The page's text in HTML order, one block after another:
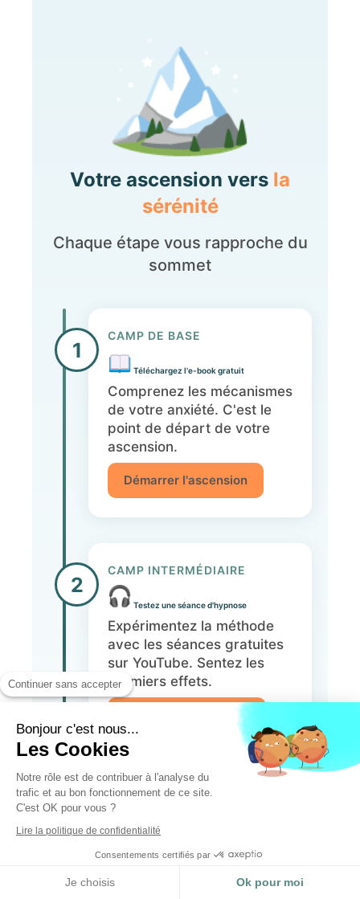
Votre ascension vers la
sérénité
Chaque étape vous rapproche du
sommet
1
CAMP DE BASE
Téléchargez l'e-book gratuit
Comprenez les mécanismes
de votre anxiété. C'est le
point de départ de votre
ascension.
Démarrer l'ascension
2
CAMP INTERMÉDIAIRE
Testez une séance d'hypnose
Expérimentez la méthode
avec les séances gratuites
sur YouTube. Sentez les
premiers effets.
Continuer l'ascension
⛰️
SOMMET
L'étape finale : un
accompagnement sur-
Continuer sans accepter
Bonjour c'est nous...
Les Cookies
Notre rôle est de contribuer à l'analyse du
trafic et au bon fonctionnement de ce site.
C'est OK pour vous ?
Lire la politique de confidentialité
Consentements certifiés par
Je choisis Ok pour moi